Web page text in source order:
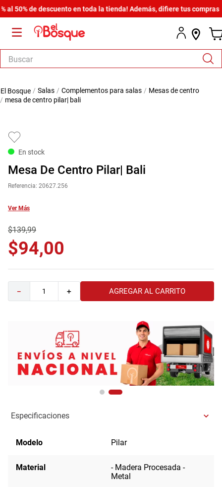
50% de descuento en toda la tienda! Además, difiere tus compras
Buscar
salas complementos para salas
mesas de centro
mesa de centro pilar| bali
En stock
Mesa De Centro Pilar| Bali
Referencia: 20627.256
Ver Más
$139,99
$94,00
＋
－ AGREGAR AL CARRITO
Especificaciones
Modelo Pilar
Material
- Madera Procesada -
Metal
1.
salas
.
9.
havana master
10. camas